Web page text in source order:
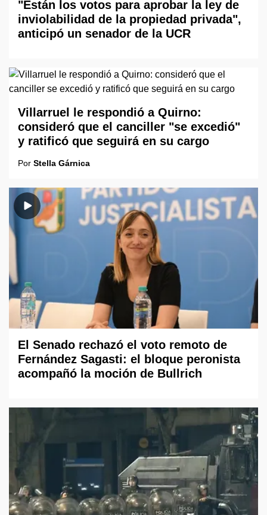
"Están los votos para aprobar la ley de
inviolabilidad de la propiedad privada",
anticipó un senador de la UCR
Villarruel le respondió a Quirno:
consideró que el canciller "se excedió"
y ratificó que seguirá en su cargo
Por Stella Gárnica
El Senado rechazó el voto remoto de
Fernández Sagasti: el bloque peronista
acompañó la moción de Bullrich